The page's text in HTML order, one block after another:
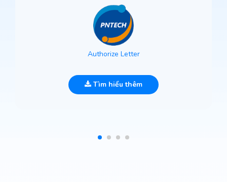
Authorize Letter
Tìm hiểu thêm